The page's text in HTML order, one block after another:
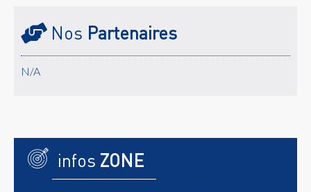
Nos Partenaires
N/A
infos ZONE